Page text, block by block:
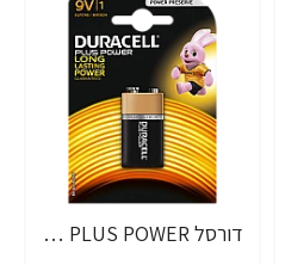
דורסל PLUS POWER סוללות 9V אריזת 1 יחידות - מבית Duracell